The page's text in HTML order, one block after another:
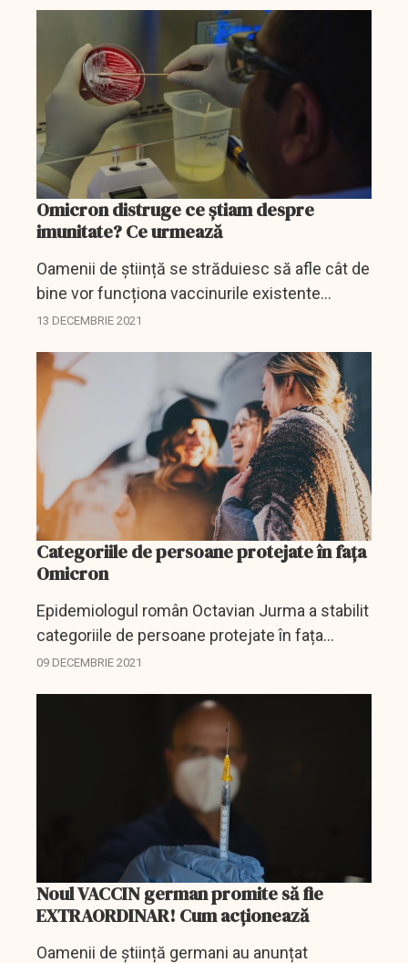
Omicron distruge ce știam despre
imunitate? Ce urmează
Oamenii de știință se străduiesc să afle cât de
bine vor funcționa vaccinurile existente
împotriva acestei noi variante de coronavirus.
privind...
13 DECEMBRIE 2021
Categoriile de persoane protejate în fața
Omicron
Epidemiologul român Octavian Jurma a stabilit
categoriile de persoane protejate în fața
Omicron, noua tulpină a virusului SARS CoV-2.
09 DECEMBRIE 2021
Noul VACCIN german promite să fie
EXTRAORDINAR! Cum acționează
Oamenii de știință germani au anunțat